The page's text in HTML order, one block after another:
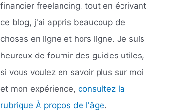
financier freelancing, tout en écrivant
ce blog, j'ai appris beaucoup de
choses en ligne et hors ligne. Je suis
heureux de fournir des guides utiles,
si vous voulez en savoir plus sur moi
et mon expérience, consultez la
rubrique À propos de l'âge.